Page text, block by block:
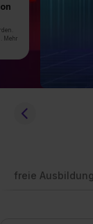
Mehr
freie